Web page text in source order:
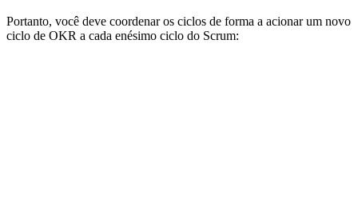
Portanto, você deve coordenar os ciclos de forma a acionar um novo
ciclo de OKR a cada enésimo ciclo do Scrum: